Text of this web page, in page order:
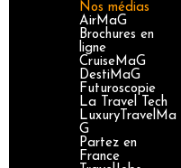
Nos médias
AirMaG
Brochures en
ligne
CruiseMaG
DestiMaG
Futuroscopie
La Travel Tech
LuxuryTravelMa
G
Partez en
France